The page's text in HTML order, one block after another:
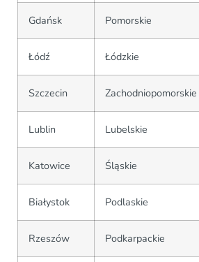
Gdańsk Pomorskie
Łódź Łódzkie
Szczecin Zachodniopomorskie
Lublin Lubelskie
Katowice Śląskie
Białystok Podlaskie
Rzeszów Podkarpackie